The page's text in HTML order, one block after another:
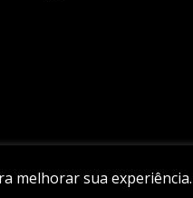
melhorar sua